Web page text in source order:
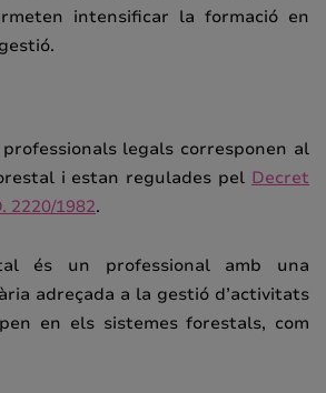
intensificar la formació en
legals corresponen al
i estan regulades pel Decret
2220/1982.
és un professional amb una
adreçada a la gestió d’activitats
en els sistemes forestals, com